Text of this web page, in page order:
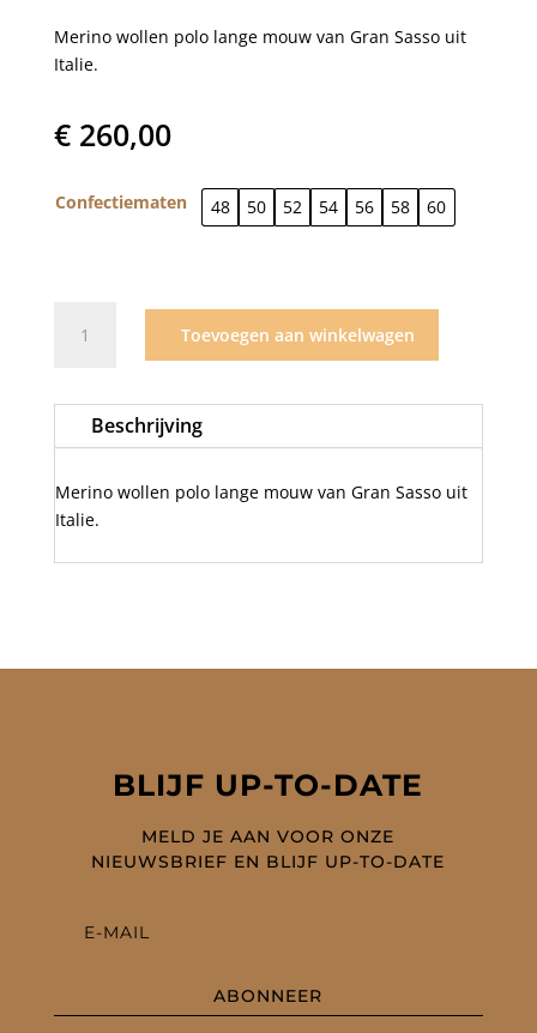
Merino wollen polo lange mouw van Gran Sasso uit
Italie.
€260,00
Confectiematen 48 50 52 54 56 58 60
Sasso
mouw
blauw
aantal
Toevoegen aan winkelwagen
Beschrijving
Merino wollen polo lange mouw van Gran Sasso uit
Italie.
BLIJF UP-TO-DATE
MELD JE AAN VOOR ONZE
NIEUWSBRIEF EN BLIJF UP-TO-DATE
ABONNEER